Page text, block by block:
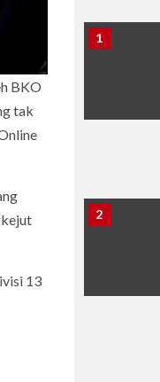
BKO
tak
13
1
2